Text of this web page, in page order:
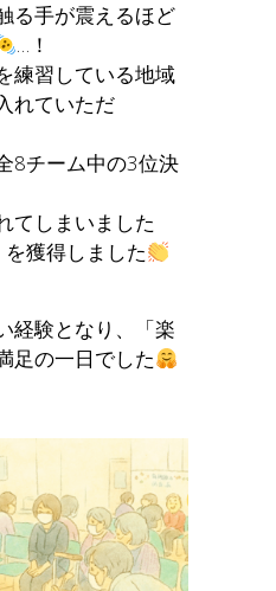
る手が震えるほど
…！
練習している地域
れていただ
8チーム中の3位決
てしまいました
獲得しました
経験となり、「楽
足の一日でした